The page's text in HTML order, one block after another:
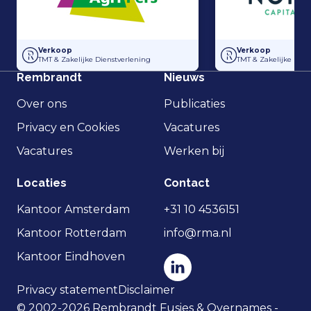
Overname Horti-Text door Agripers
Verkoop
TMT & Zakelijke Dienstverlening
Strategisch
Verkoop
TMT & Zakelijke
Rembrandt
Over ons
Privacy en Cookies
Vacatures
Nieuws
Publicaties
Vacatures
Werken bij
Locaties
Kantoor Amsterdam
Kantoor Rotterdam
Kantoor Eindhoven
Contact
+31 10 4536151
info@rma.nl
Privacy statementDisclaimer
© 2002-2026 Rembrandt Fusies & Overnames -